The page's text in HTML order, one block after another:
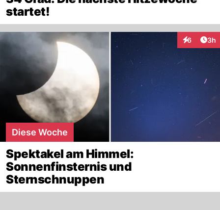
startet!
6 3h
Diese Woche
Spektakel am Himmel:
Sonnenfinsternis und
Sternschnuppen